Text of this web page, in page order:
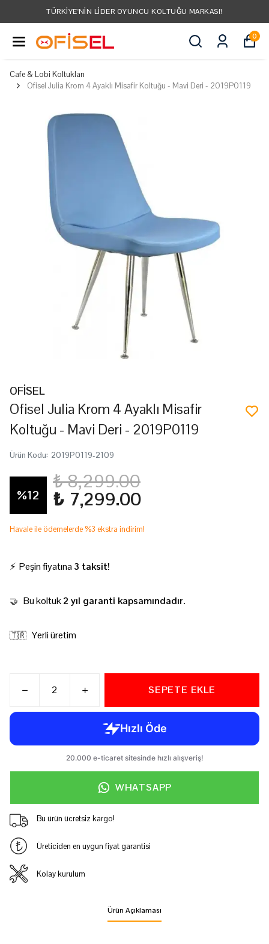
TÜRKIYE'NIN LIDER OYUNCU KOLTUĞU MARKASI!
0
Cafe & Lobi Koltukları
Ofisel Julia Krom 4 Ayaklı Misafir Koltuğu - Mavi Deri - 2019P0119
OFİSEL
Ofisel Julia Krom 4 Ayaklı Misafir
Koltuğu - Mavi Deri - 2019P0119
Ürün Kodu: 2019P0119-2109
%12
₺ 8,299.00
₺ 7,299.00
Havale ile ödemelerde %3 ekstra indirim!
⚡ Peşin fiyatına 3 taksit!
🤝 Bu koltuk2 yıl garanti kapsamındadır.
🇹🇷 Yerli üretim
SEPETE EKLE
WHATSAPP
Bu ürün ücretsiz kargo!
Üreticiden en uygun fiyat garantisi
Kolay kurulum
Ürün Açıklaması